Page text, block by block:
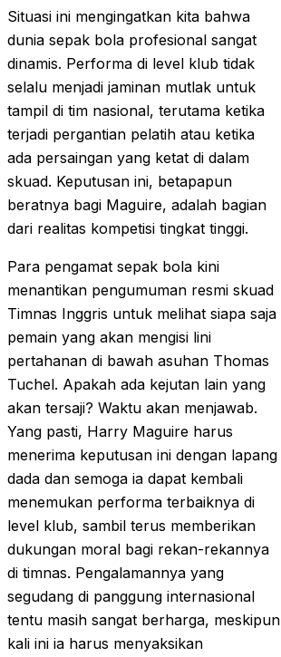
Situasi ini mengingatkan kita bahwa
dunia sepak bola profesional sangat
dinamis. Performa di level klub tidak
selalu menjadi jaminan mutlak untuk
tampil di tim nasional, terutama ketika
terjadi pergantian pelatih atau ketika
ada persaingan yang ketat di dalam
skuad. Keputusan ini, betapapun
beratnya bagi Maguire, adalah bagian
dari realitas kompetisi tingkat tinggi.
Para pengamat sepak bola kini
menantikan pengumuman resmi skuad
Timnas Inggris untuk melihat siapa saja
pemain yang akan mengisi lini
pertahanan di bawah asuhan Thomas
Tuchel. Apakah ada kejutan lain yang
akan tersaji? Waktu akan menjawab.
Yang pasti, Harry Maguire harus
menerima keputusan ini dengan lapang
dada dan semoga ia dapat kembali
menemukan performa terbaiknya di
level klub, sambil terus memberikan
dukungan moral bagi rekan-rekannya
di timnas. Pengalamannya yang
segudang di panggung internasional
tentu masih sangat berharga, meskipun
kali ini ia harus menyaksikan